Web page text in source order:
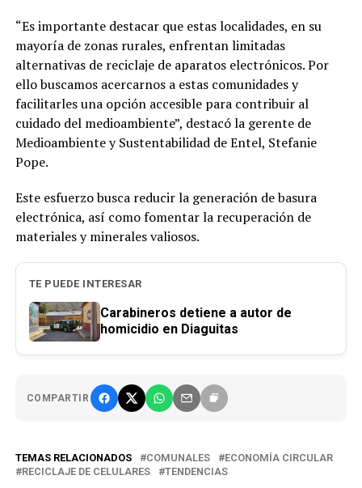
“Es importante destacar que estas localidades, en su
mayoría de zonas rurales, enfrentan limitadas
alternativas de reciclaje de aparatos electrónicos. Por
ello buscamos acercarnos a estas comunidades y
facilitarles una opción accesible para contribuir al
cuidado del medioambiente”, destacó la gerente de
Medioambiente y Sustentabilidad de Entel, Stefanie
Pope.
Este esfuerzo busca reducir la generación de basura
electrónica, así como fomentar la recuperación de
materiales y minerales valiosos.
TE PUEDE INTERESAR
Carabineros detiene a autor de
homicidio en Diaguitas
COMPARTIR
TEMAS RELACIONADOS COMUNALES
ECONOMÍA CIRCULAR
RECICLAJE DE CELULARES
TENDENCIAS